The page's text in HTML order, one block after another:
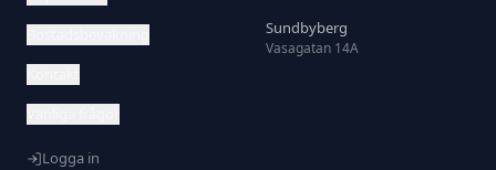
Logga in
Sundbyberg
Vasagatan 14A